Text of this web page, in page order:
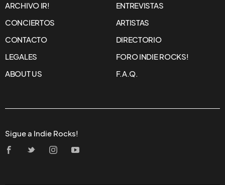
ARCHIVO IR!
ENTREVISTAS
CONCIERTOS
ARTISTAS
CONTACTO
DIRECTORIO
LEGALES
FORO INDIE ROCKS!
ABOUT US
F.A.Q.
Sigue a Indie Rocks!